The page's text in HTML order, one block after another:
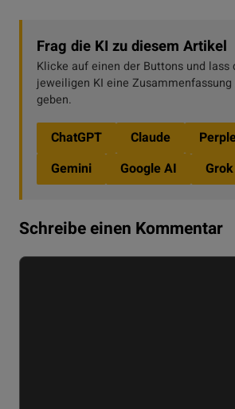
Frag die KI zu diesem Artikel
Klicke auf einen der Buttons und lass
jeweiligen KI eine
geben.
ChatGPT Claude
Gemini
Google AI Grok
Schreibe einen Kommentar
Kommentar
Name
E-Website